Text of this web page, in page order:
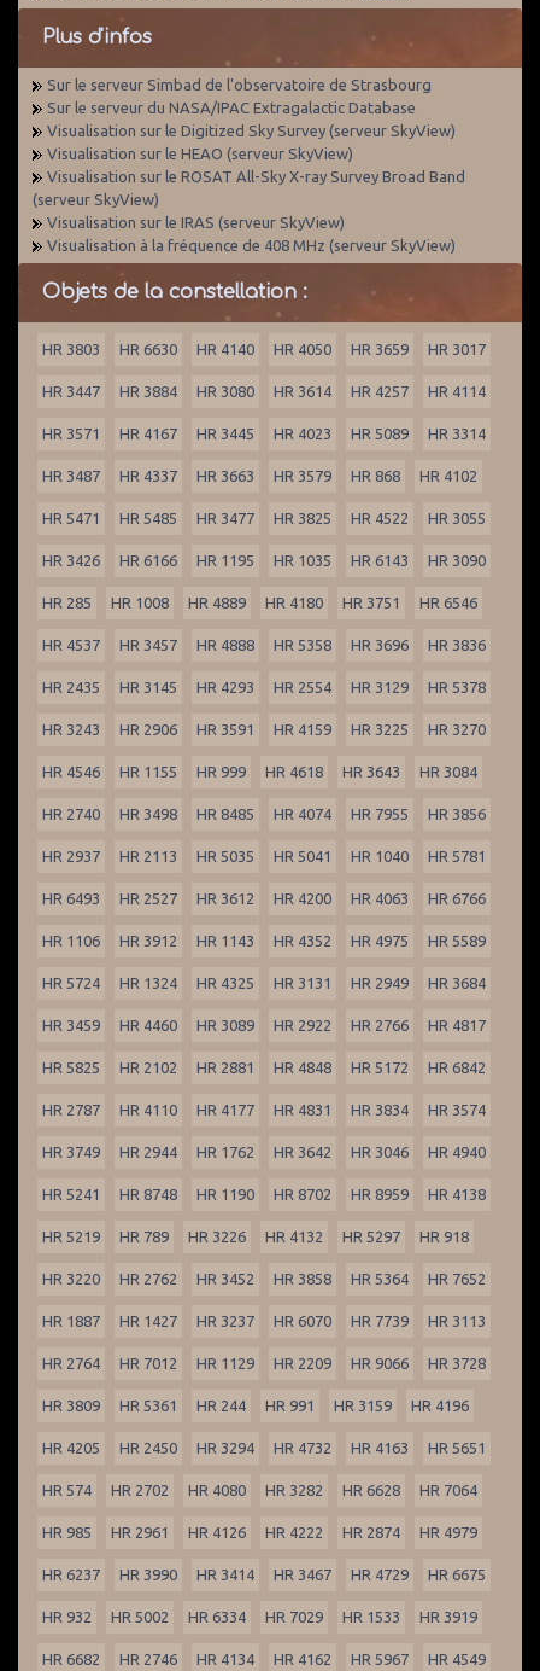
Plus d'infos
Sur le serveur Simbad de l'observatoire de Strasbourg
Sur le serveur du NASA/IPAC Extragalactic Database
Visualisation sur le Digitized Sky Survey (serveur SkyView)
Visualisation sur le HEAO (serveur SkyView)
Visualisation sur le ROSAT All-Sky X-ray Survey Broad Band
(serveur SkyView)
Visualisation sur le IRAS (serveur SkyView)
Visualisation à la fréquence de 408 MHz (serveur SkyView)
Objets de la constellation :
HR 3803 HR 6630 HR 4140 HR 4050 HR 3659 HR 3017
HR 3447 HR 3884 HR 3080 HR 3614 HR 4257 HR 4114
HR 3571 HR 4167 HR 3445 HR 4023 HR 5089 HR 3314
HR 3487 HR 4337 HR 3663 HR 3579 HR 868 HR 4102
HR 5471 HR 5485 HR 3477 HR 3825 HR 4522 HR 3055
HR 3426 HR 6166 HR 1195 HR 1035 HR 6143 HR 3090
HR 285 HR 1008 HR 4889 HR 4180 HR 3751 HR 6546
HR 4537 HR 3457 HR 4888 HR 5358 HR 3696 HR 3836
HR 2435 HR 3145 HR 4293 HR 2554 HR 3129 HR 5378
HR 3243 HR 2906 HR 3591 HR 4159 HR 3225 HR 3270
HR 4546 HR 1155 HR 999 HR 4618 HR 3643 HR 3084
HR 2740 HR 3498 HR 8485 HR 4074 HR 7955 HR 3856
HR 2937 HR 2113 HR 5035 HR 5041 HR 1040 HR 5781
HR 6493 HR 2527 HR 3612 HR 4200 HR 4063 HR 6766
HR 1106 HR 3912 HR 1143 HR 4352 HR 4975 HR 5589
HR 5724 HR 1324 HR 4325 HR 3131 HR 2949 HR 3684
HR 3459 HR 4460 HR 3089 HR 2922 HR 2766 HR 4817
HR 5825 HR 2102 HR 2881 HR 4848 HR 5172 HR 6842
HR 2787 HR 4110 HR 4177 HR 4831 HR 3834 HR 3574
HR 3749 HR 2944 HR 1762 HR 3642 HR 3046 HR 4940
HR 5241 HR 8748 HR 1190 HR 8702 HR 8959 HR 4138
HR 5219 HR 789 HR 3226 HR 4132 HR 5297 HR 918
HR 3220 HR 2762 HR 3452 HR 3858 HR 5364 HR 7652
HR 1887 HR 1427 HR 3237 HR 6070 HR 7739 HR 3113
HR 2764 HR 7012 HR 1129 HR 2209 HR 9066 HR 3728
HR 3809 HR 5361 HR 244 HR 991 HR 3159 HR 4196
HR 4205 HR 2450 HR 3294 HR 4732 HR 4163 HR 5651
HR 574 HR 2702 HR 4080 HR 3282 HR 6628 HR 7064
HR 985 HR 2961 HR 4126 HR 4222 HR 2874 HR 4979
HR 6237 HR 3990 HR 3414 HR 3467 HR 4729 HR 6675
HR 932 HR 5002 HR 6334 HR 7029 HR 1533 HR 3919
HR 6682 HR 2746 HR 4134 HR 4162 HR 5967 HR 4549